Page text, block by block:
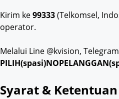
Kirim ke99333(Telkomsel,
operator.
Melalui Line @kvision,
Syarat &